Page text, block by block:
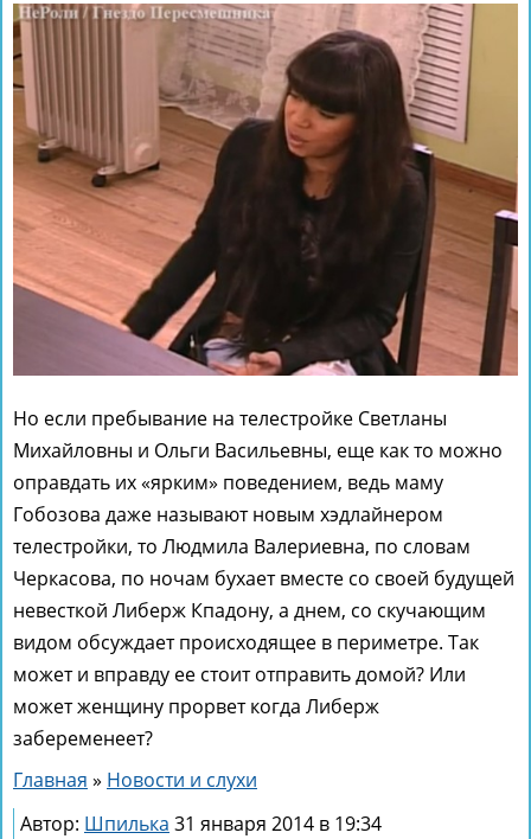
Но если пребывание на телестройке Светланы
Михайловны и Ольги Васильевны, еще как то можно
оправдать их «ярким» поведением, ведь маму
Гобозова даже называют новым хэдлайнером
телестройки, то Людмила Валериевна, по словам
Черкасова, по ночам бухает вместе со своей будущей
невесткой Либерж Кпадону, а днем, со скучающим
видом обсуждает происходящее в периметре. Так
может и вправду ее стоит отправить домой? Или
может женщину прорвет когда Либерж
забеременеет?
Главная » Новости и слухи
Автор: Шпилька 31 января 2014 в 19:34